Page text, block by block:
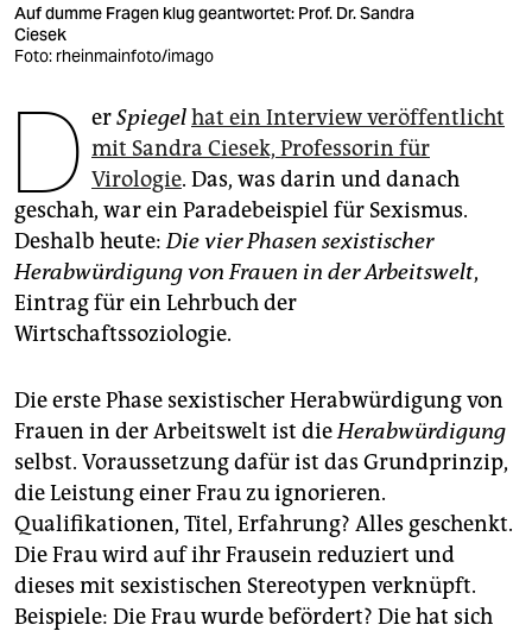
shop
fragen & hilfe
unterstützen
genossenschaft
epaper login
Auf dumme Fragen klug geantwortet: Prof. Dr. Sandra
Ciesek
Foto: rheinmainfoto/imago
D erSpiegelhat ein Interview veröffentlicht
mit Sandra Ciesek, Professorin für
Virologie. Das, was darin und danach
geschah, war ein Paradebeispiel für Sexismus.
Deshalb heute:Die vier Phasen sexistischer
Herabwürdigung von Frauen in der Arbeitswelt,
Eintrag für ein Lehrbuch der
Wirtschaftssoziologie.
Die erste Phase sexistischer Herabwürdigung von
Frauen in der Arbeitswelt ist dieHerabwürdigung
selbst. Voraussetzung dafür ist das Grundprinzip,
die Leistung einer Frau zu ignorieren.
Qualifikationen, Titel, Erfahrung? Alles geschenkt.
Die Frau wird auf ihr Frausein reduziert und
dieses mit sexistischen Stereotypen verknüpft.
Beispiele: Die Frau wurde befördert? Die hat sich